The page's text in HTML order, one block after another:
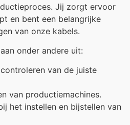
Jij zorgt ervoor
en bent een belangrijke
van onze kabels.
onder andere uit:
van de juiste
van productiemachines.
het instellen en bijstellen van